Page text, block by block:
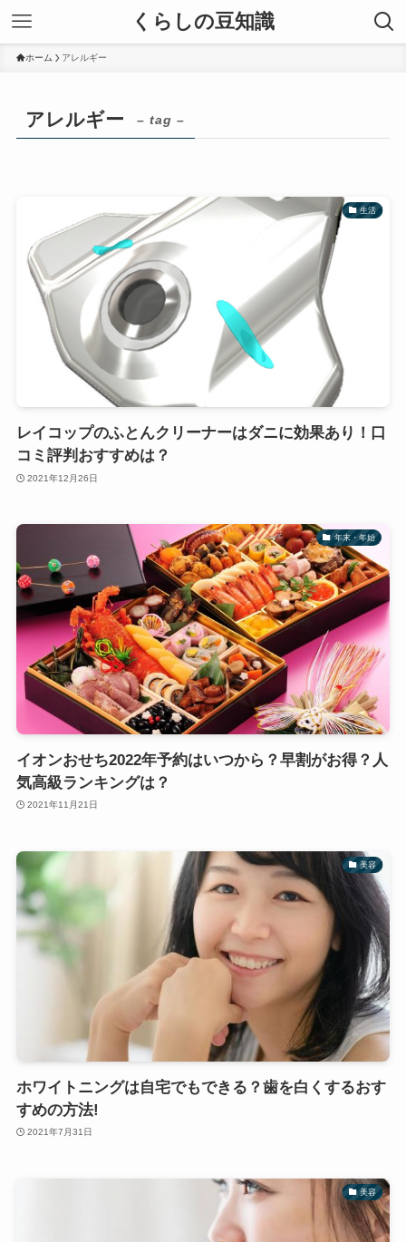
くらしの豆知識
ホーム アレルギー
アレルギー – tag –
生活
レイコップのふとんクリーナーはダニに効果あり！口
コミ評判おすすめは？
2021年12月26日
年末・年始
イオンおせち2022年予約はいつから？早割がお得？人
気高級ランキングは？
2021年11月21日
美容
ホワイトニングは自宅でもできる？歯を白くするおす
すめの方法!
2021年7月31日
美容